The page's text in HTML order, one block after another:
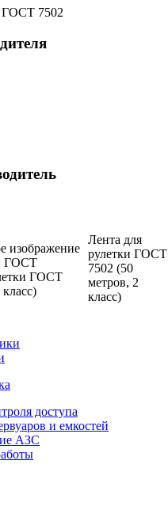
ГОСТ 7502
Лента для
рулетки ГОСТ
7502 (50
метров, 2
класс)
доступа
и емкостей
АЗС